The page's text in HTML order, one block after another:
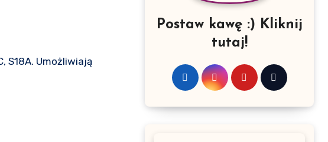
Postaw kawę :) Kliknij
tutaj!